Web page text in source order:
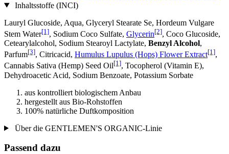
Inhaltsstoffe (INCI)
Lauryl Glucoside, Aqua, Glyceryl Stearate Se, Hordeum Vulgare
Stem Water[1], Sodium Coco­ Sulfate, Glycerin[2], Coco Glucoside,
Cetearylalcohol, Sodium Stearoyl Lactylate, Benzyl Alcohol,
Parfum[3], Citricacid, Humulus Lupulus (Hops) Flower Extract[1],
Cannabis Sativa (Hemp) Seed Oil[1], Tocopherol (Vitamin E),
Dehydroacetic Acid, Sodium Benzoate, Potassium Sorbate
aus kontrolliert biologischem Anbau
hergestellt aus Bio-Rohstoffen
100% natürliche Duftkomposition
Über die GENTLEMEN'S ORGANIC-Linie
Passend dazu